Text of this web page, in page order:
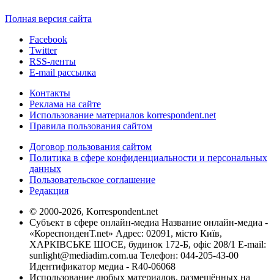
Полная версия сайта
Facebook
Twitter
RSS-ленты
E-mail рассылка
Контакты
Реклама на сайте
Использование материалов korrespondent.net
Правила пользования сайтом
Договор пользования сайтом
Политика в сфере конфиденциальности и персональных
данных
Пользовательское соглашение
Редакция
© 2000-2026, Korrespondent.net
Субъект в сфере онлайн-медиа Название онлайн-медиа -
«КореспонденТ.net» Адрес: 02091, місто Київ,
ХАРКІВСЬКЕ ШОСЕ, будинок 172-Б, офіс 208/1 E-mail:
sunlight@mediadim.com.ua Телефон: 044-205-43-00
Идентификатор медиа - R40-06068
Использование любых материалов, размещённых на